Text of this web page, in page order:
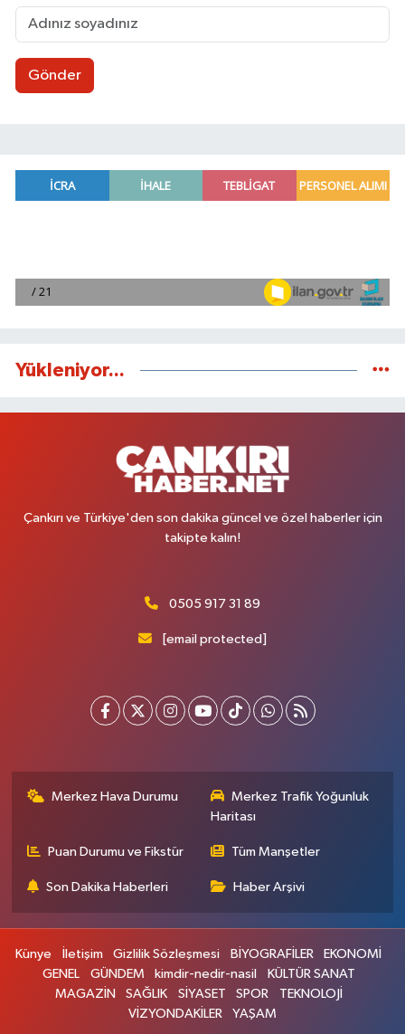
Gönder
Yükleniyor...
Çankırı ve Türkiye'den son dakika güncel ve özel haberler için
takipte kalın!
0505 917 31 89
[email protected]
Merkez Hava Durumu
Merkez Trafik Yoğunluk
Haritası
Puan Durumu ve Fikstür Tüm Manşetler
Son Dakika Haberleri Haber Arşivi
Künye İletişim Gizlilik Sözleşmesi BİYOGRAFİLER
EKONOMİ
GENEL
GÜNDEM kimdir-nedir-nasil
KÜLTÜR SANAT
MAGAZİN
SAĞLIK SİYASET SPOR
TEKNOLOJİ
VİZYONDAKİLER
YAŞAM